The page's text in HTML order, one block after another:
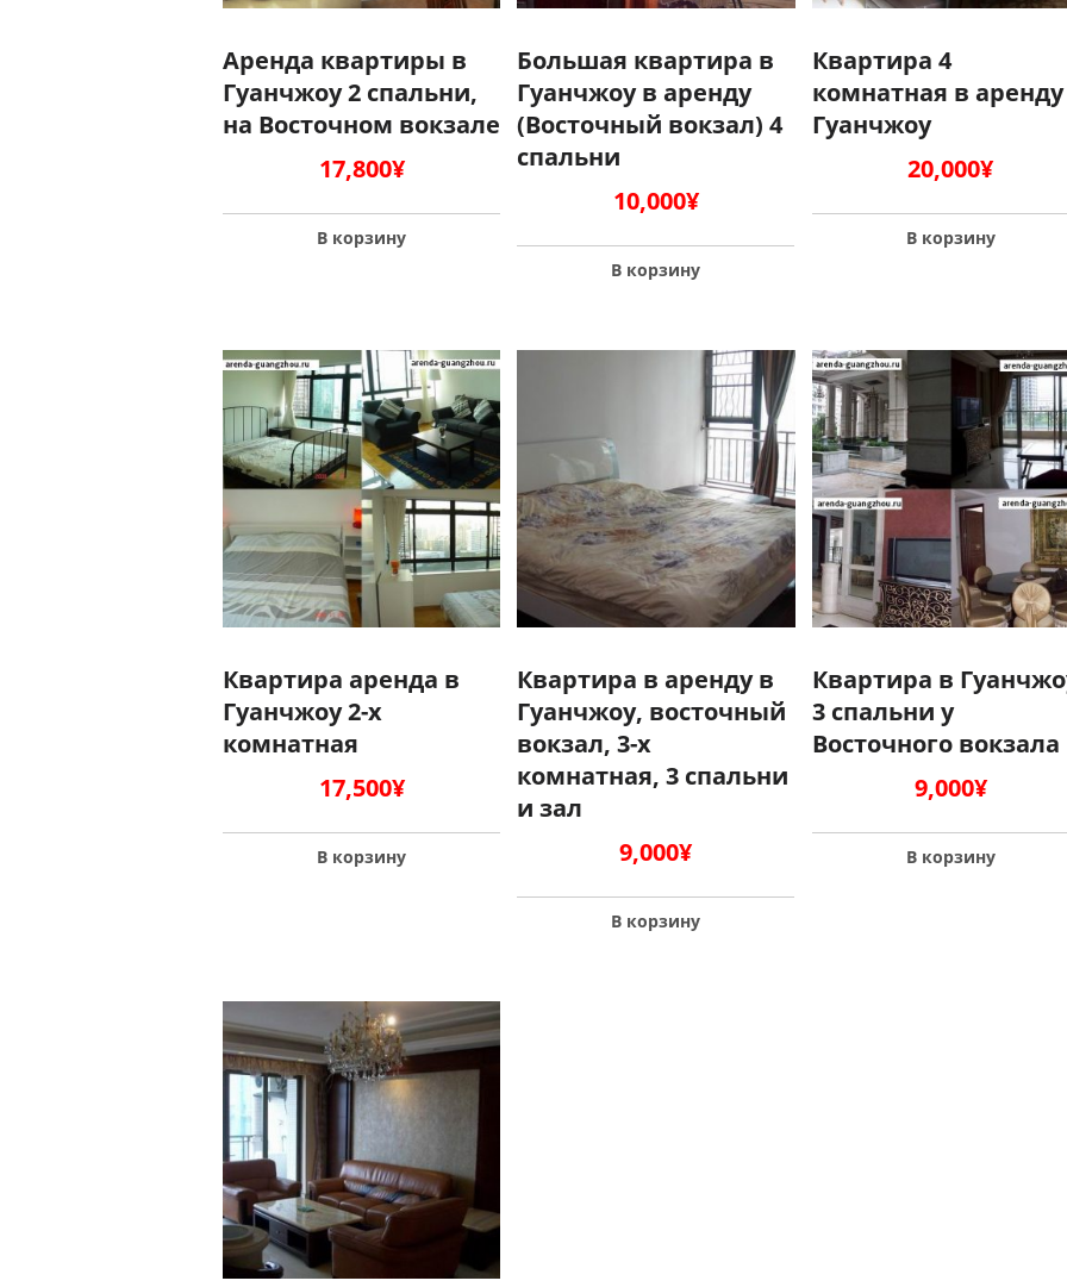
Аренда квартиры в
Гуанчжоу 2 спальни,
на Восточном вокзале
17,800¥
В корзину
Большая квартира в
Гуанчжоу в аренду
(Восточный вокзал) 4
спальни
10,000¥
В корзину
Квартира 4
комнатная в
Гуанчжоу
20,000¥
В корзину
Квартира аренда в
Гуанчжоу 2-х
комнатная
17,500¥
В корзину
Квартира в аренду в
Гуанчжоу, восточный
вокзал, 3-х
комнатная, 3 спальни
и зал
9,000¥
В корзину
Квартира в
3 спальни у
Восточного вокзала
9,000¥
В корзину